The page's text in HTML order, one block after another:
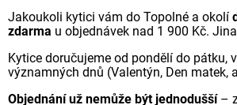
Jakoukoli kytici vám do Topolné a okolí
zdarma u objednávek nad 1 900 Kč.
Kytice doručujeme od pondělí do pátku,
významných dnů (Valentýn, Den matek,
Objednání už nemůže být jednodušší–